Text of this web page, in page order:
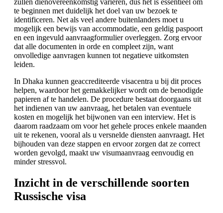
zullen dienovereenkomstig variëren, dus het is essentieel om
te beginnen met duidelijk het doel van uw bezoek te
identificeren. Net als veel andere buitenlanders moet u
mogelijk een bewijs van accommodatie, een geldig paspoort
en een ingevuld aanvraagformulier overleggen. Zorg ervoor
dat alle documenten in orde en compleet zijn, want
onvolledige aanvragen kunnen tot negatieve uitkomsten
leiden.
In Dhaka kunnen geaccrediteerde visacentra u bij dit proces
helpen, waardoor het gemakkelijker wordt om de benodigde
papieren af te handelen. De procedure bestaat doorgaans uit
het indienen van uw aanvraag, het betalen van eventuele
kosten en mogelijk het bijwonen van een interview. Het is
daarom raadzaam om voor het gehele proces enkele maanden
uit te rekenen, vooral als u versnelde diensten aanvraagt. Het
bijhouden van deze stappen en ervoor zorgen dat ze correct
worden gevolgd, maakt uw visumaanvraag eenvoudig en
minder stressvol.
Inzicht in de verschillende soorten
Russische visa